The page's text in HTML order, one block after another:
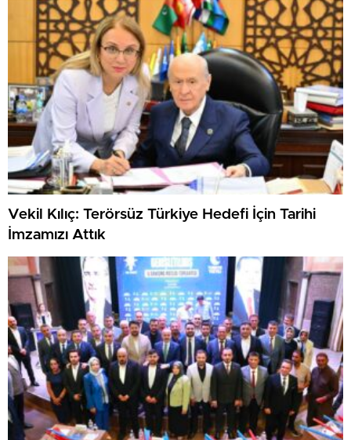
Vekil Kılıç: Terörsüz Türkiye Hedefi İçin Tarihi
İmzamızı Attık